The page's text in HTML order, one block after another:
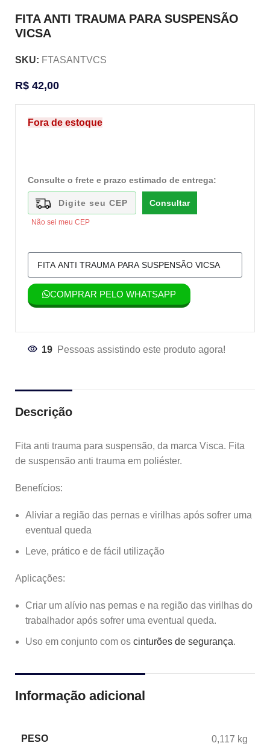
FITA ANTI TRAUMA PARA SUSPENSÃO
VICSA
SKU: FTASANTVCS
R$ 42,00
Fora de estoque
Consulte o frete e prazo estimado de entrega:
Consultar
Não sei meu CEP
COMPRAR PELO WHATSAPP
19 Pessoas assistindo este produto agora!
Descrição
Fita anti trauma para suspensão, da marca Visca. Fita
de suspensão anti trauma em poliéster.
Benefícios:
Aliviar a região das pernas e virilhas após sofrer uma
eventual queda
Leve, prático e de fácil utilização
Aplicações:
Criar um alívio nas pernas e na região das virilhas do
trabalhador após sofrer uma eventual queda.
Uso em conjunto com os cinturões de segurança.
Informação adicional
PESO 0,117 kg